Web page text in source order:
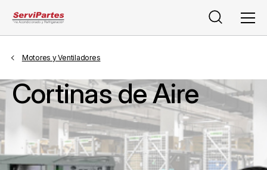
Buscar
Motores y Ventiladores
Cortinas de Aire